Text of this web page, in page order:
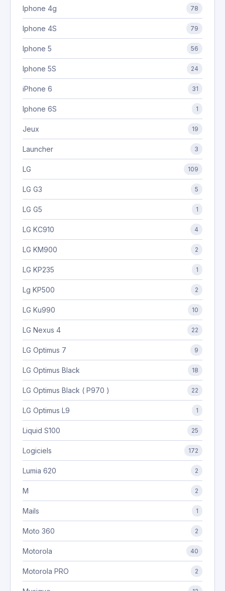
Iphone 4g 78
Iphone 4S 79
Iphone 5 56
Iphone 5S 24
iPhone 6 31
Iphone 6S 1
Jeux 19
Launcher 3
LG 109
LG G3 5
LG G5 1
LG KC910 4
LG KM900 2
LG KP235 1
Lg KP500 2
LG Ku990 10
LG Nexus 4 22
LG Optimus 7 9
LG Optimus Black 18
LG Optimus Black ( P970 ) 22
LG Optimus L9 1
Liquid S100 25
Logiciels 172
Lumia 620 2
M 2
Mails 1
Moto 360 2
Motorola 40
Motorola PRO 2